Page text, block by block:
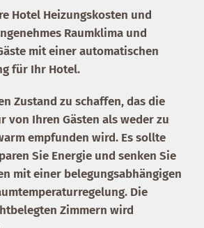
Hotel Heizungskosten und
Raumklima und
mit einer automatischen
für Ihr Hotel.
Zustand zu schaffen, das die
von Ihren Gästen als weder zu
empfunden wird. Es sollte
Sie Energie und senken Sie
mit einer belegungsabhängigen
Die
Zimmern wird